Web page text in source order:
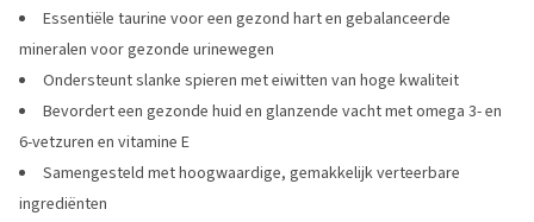
Essentiële taurine voor een gezond hart en gebalanceerde
mineralen voor gezonde urinewegen
Ondersteunt slanke spieren met eiwitten van hoge kwaliteit
Bevordert een gezonde huid en glanzende vacht met omega 3- en
6-vetzuren en vitamine E
Samengesteld met hoogwaardige, gemakkelijk verteerbare
ingrediënten